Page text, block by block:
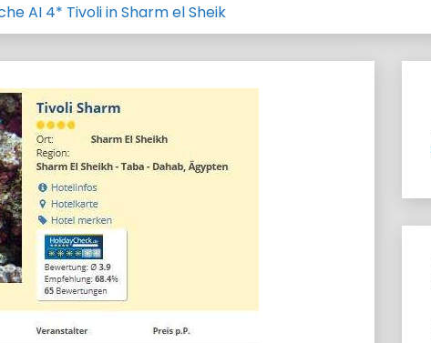
AI 4* Tivoli in Sharm el Sheik